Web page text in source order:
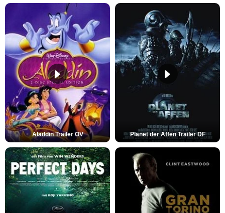
Aladdin Trailer OV Planet der Affen Trailer DF